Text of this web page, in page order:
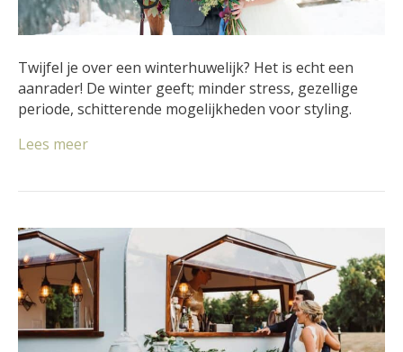
Twijfel je over een winterhuwelijk? Het is echt een
aanrader! De winter geeft; minder stress, gezellige
periode, schitterende mogelijkheden voor styling.
Lees meer